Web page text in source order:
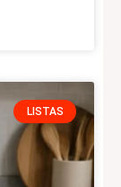
LISTAS